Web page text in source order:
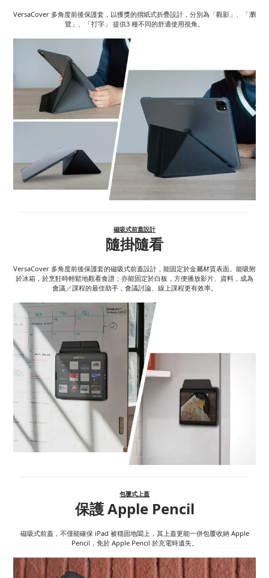
VersaCover 多角度前後保護套，以獲獎的摺紙式折疊設計，分別為「觀影」、「瀏
覽」、「打字」 提供3 種不同的舒適使用視角。
磁吸式前蓋設計
隨掛隨看
VersaCover 多角度前後保護套的磁吸式前蓋設計，能固定於金屬材質表面。能吸附
於冰箱，於烹飪時輕鬆地觀看食譜；亦能固定於白板，方便播放影片、資料，成為
會議／課程的最佳助手，會議討論、線上課程更有效率。
包覆式上蓋
保護 Apple Pencil
磁吸式前蓋，不僅能確保 iPad 被穩固地闔上，其上蓋更能一併包覆收納 Apple
Pencil，免於 Apple Pencil 於充電時遺失。